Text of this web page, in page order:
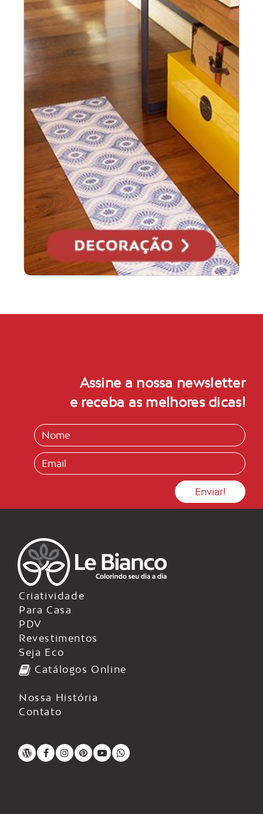
Assine a nossa newsletter
e receba as melhores dicas!
Criatividade
Para Casa
PDV
Revestimentos
Seja Eco
Catálogos Online
Nossa História
Contato